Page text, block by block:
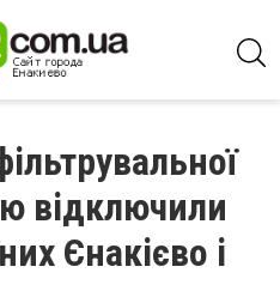
відключили
Єнакієво і